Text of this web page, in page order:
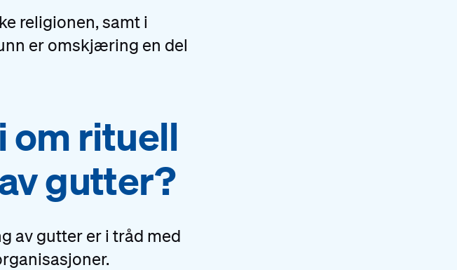
religionen, samt i
er omskjæring en del
om rituell
gutter?
av gutter er i tråd med